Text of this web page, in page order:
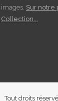
images. Sur notre
Collection...
Tout droits